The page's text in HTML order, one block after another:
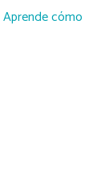
Aprende cómo